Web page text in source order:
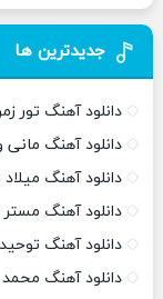
جدیدترین ها
دانلود آهنگ تور
دانلود آهنگ
دانلود آهنگ میلاد
دانلود آهنگ مستر
دانلود آهنگ
دانلود آهنگ